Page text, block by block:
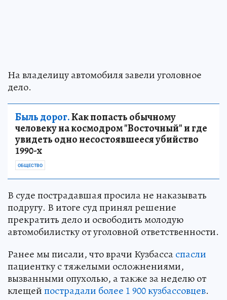
На владелицу автомобиля завели уголовное
дело.
Быль дорог.Как попасть обычному
человеку на космодром "Восточный" и где
увидеть одно несостоявшееся убийство
1990-х
ОБЩЕСТВО
В суде пострадавшая просила не наказывать
подругу. В итоге суд принял решение
прекратить дело и освободить молодую
автомобилистку от уголовной ответственности.
Ранее мы писали, что врачи Кузбассаспасли
пациентку с тяжелыми осложнениями,
вызванными опухолью, а также за неделю от
клещейпострадали более 1 900 кузбассовцев.